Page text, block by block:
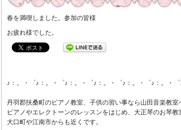
春を満喫しました。参加の皆様
お疲れ様でした。
♪：。・゜♪：。・゜♪：。・゜♪：。・゜♪：。・゜♪：。・
丹羽郡扶桑町のピアノ教室、子供の習い事なら山田音楽教室
ピアノやエレクトーンのレッスンをはじめ、大正琴のお琴教
大口町や江南市からも近くです。